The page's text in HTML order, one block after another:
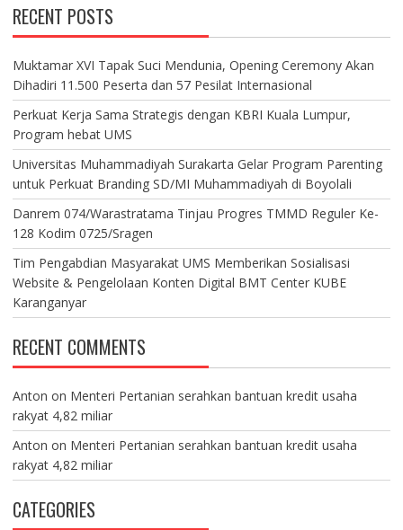
RECENT POSTS
Muktamar XVI Tapak Suci Mendunia, Opening Ceremony Akan
Dihadiri 11.500 Peserta dan 57 Pesilat Internasional
Perkuat Kerja Sama Strategis dengan KBRI Kuala Lumpur,
Program hebat UMS
Universitas Muhammadiyah Surakarta Gelar Program Parenting
untuk Perkuat Branding SD/MI Muhammadiyah di Boyolali
Danrem 074/Warastratama Tinjau Progres TMMD Reguler Ke-
128 Kodim 0725/Sragen
Tim Pengabdian Masyarakat UMS Memberikan Sosialisasi
Website & Pengelolaan Konten Digital BMT Center KUBE
Karanganyar
RECENT COMMENTS
Anton on Menteri Pertanian serahkan bantuan kredit usaha
rakyat 4,82 miliar
Anton on Menteri Pertanian serahkan bantuan kredit usaha
rakyat 4,82 miliar
CATEGORIES